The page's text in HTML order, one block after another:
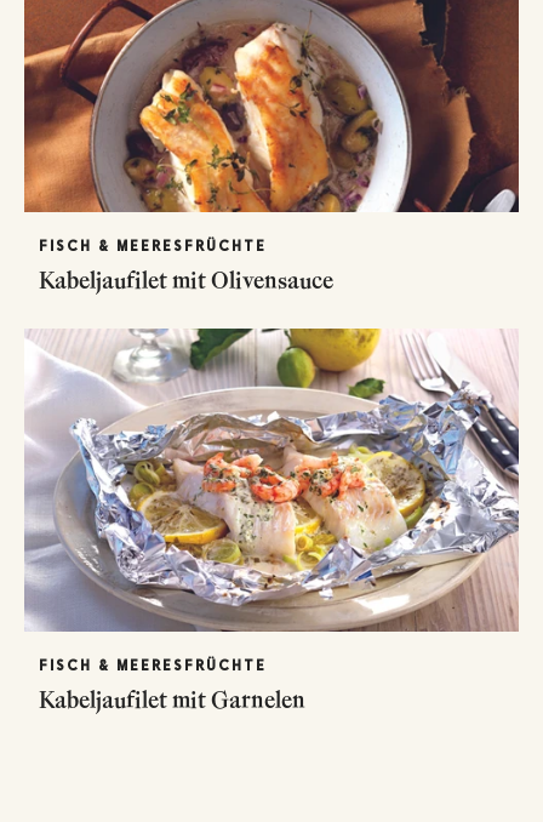
FISCH & MEERESFRÜCHTE
Kabeljaufilet mit Olivensauce
FISCH & MEERESFRÜCHTE
Kabeljaufilet mit Garnelen